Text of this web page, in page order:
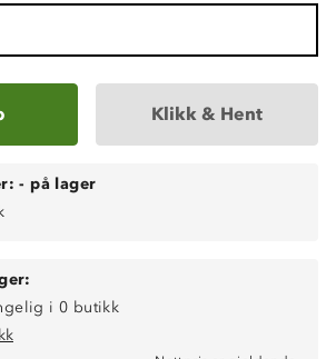
Klikk & Hent
- på lager
i 0 butikk